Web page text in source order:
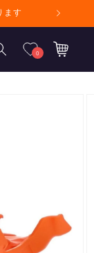
ます
0
カ
ー